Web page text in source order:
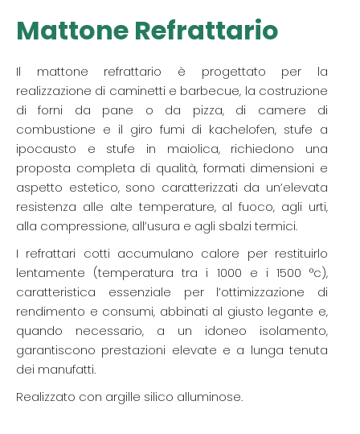
Mattone Refrattario
Il mattone refrattario è progettato per la
realizzazione di caminetti e barbecue, la costruzione
di forni da pane o da pizza, di camere di
combustione e il giro fumi di kachelofen, stufe a
ipocausto e stufe in maiolica, richiedono una
proposta completa di qualità, formati dimensioni e
aspetto estetico, sono caratterizzati da un’elevata
resistenza alle alte temperature, al fuoco, agli urti,
alla compressione, all’usura e agli sbalzi termici.
I refrattari cotti accumulano calore per restituirlo
lentamente (temperatura tra i 1000 e i 1500 °c),
caratteristica essenziale per l’ottimizzazione di
rendimento e consumi, abbinati al giusto legante e,
quando necessario, a un idoneo isolamento,
garantiscono prestazioni elevate e a lunga tenuta
dei manufatti.
Realizzato con argille silico alluminose.